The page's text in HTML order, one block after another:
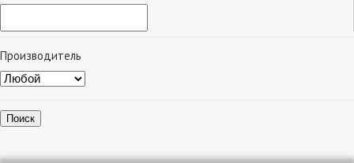
Производитель
Поиск